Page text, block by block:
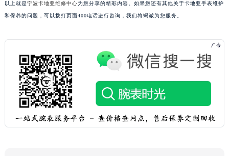
吉林省延边市延吉市解放路卡地亚售后服务中心（需提前预约）
辽宁省鞍山市铁东区站前街卡地亚售后服务中心（需提前预约）
辽宁省本溪市平山区胜利路卡地亚售后服务中心（需提前预约）
辽宁省朝阳市双塔区新华路卡地亚售后服务中心（需提前预约）
辽宁省丹东市振兴区七经街卡地亚售后服务中心（需提前预约）
辽宁省阜新市海州区解放大街卡地亚售后服务中心（需提前预约）
以上就是宁波卡地亚维修中心为您分享的精彩内容。如果您还有其他关于卡地亚手表维护
和保养的问题，可以拨打页面400电话进行咨询，我们将竭诚为您服务。